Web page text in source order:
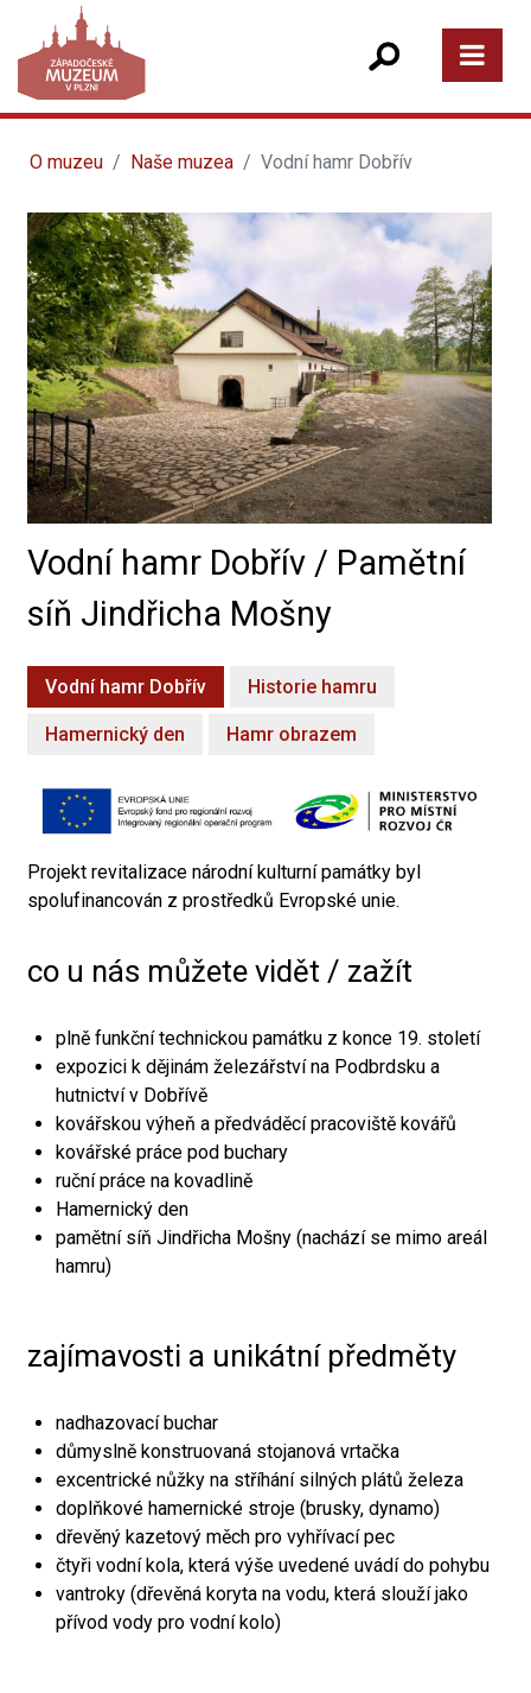
O muzeu Naše muzea Vodní hamr Dobřív
Vodní hamr Dobřív / Pamětní
síň Jindřicha Mošny
Vodní hamr Dobřív Historie hamru
Hamernický den Hamr obrazem
Projekt revitalizace národní kulturní památky byl
spolufinancován z prostředků Evropské unie.
co u nás můžete vidět / zažít
plně funkční technickou památku z konce 19. století
expozici k dějinám železářství na Podbrdsku a
hutnictví v Dobřívě
kovářskou výheň a předváděcí pracoviště kovářů
kovářské práce pod buchary
ruční práce na kovadlině
Hamernický den
pamětní síň Jindřicha Mošny (nachází se mimo areál
hamru)
zajímavosti a unikátní předměty
nadhazovací buchar
důmyslně konstruovaná stojanová vrtačka
excentrické nůžky na stříhání silných plátů železa
doplňkové hamernické stroje (brusky, dynamo)
dřevěný kazetový měch pro vyhřívací pec
čtyři vodní kola, která výše uvedené uvádí do pohybu
vantroky (dřevěná koryta na vodu, která slouží jako
přívod vody pro vodní kolo)